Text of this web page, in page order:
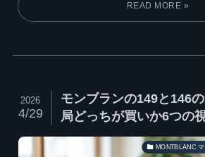
モンブランの149と146
局どっちが買いか6つの
2026
4/29
MONTBLANC